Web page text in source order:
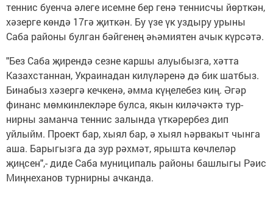
теннис буенча әлеге исемне бер генә теннисчы йөрткән,
хәзерге көндә 17гә җиткән. Бу үзе үк уздыру урыны
Саба районы булган бәйгенең әһәмиятен ачык күрсәтә.
"Без Саба җирендә сезне каршы алуыбызга, хәтта
Казахстаннан, Украина­дан килүләренә дә бик шатбыз.
Бинабыз хәзергә кечкенә, әмма күңелебез киң. Әгәр
финанс мөмкинлекләре булса, якын киләчәктә тур­
нирны заманча теннис залында үткәрербез дип
уйлыйм. Проект бар, хыял бар, ә хыял һәрвакыт чынга
аша. Барыгызга да зур рәхмәт, ярышта көчлеләр
җиңсен",- диде Саба муниципаль районы башлыгы Рәис
Миңнеханов турнирны ачканда.